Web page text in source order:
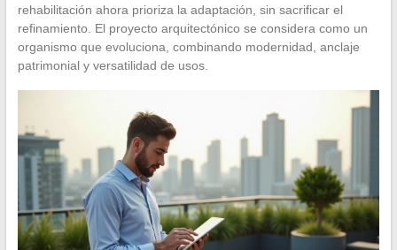
rehabilitación ahora prioriza la adaptación, sin sacrificar el
refinamiento. El proyecto arquitectónico se considera como un
organismo que evoluciona, combinando modernidad, anclaje
patrimonial y versatilidad de usos.